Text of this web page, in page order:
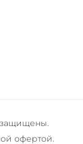
офертой.